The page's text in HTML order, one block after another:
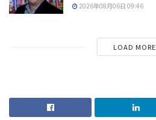
2026年08月06日 09:46
LOAD MORE